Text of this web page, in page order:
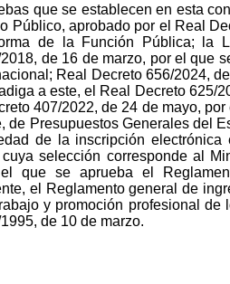
que se establecen en esta
Público, aprobado por el Real
de la Función Pública; la
de 16 de marzo, por el que
Real Decreto 656/2024,
a este, el Real Decreto 625/
407/2022, de 24 de mayo,
de Presupuestos Generales del
de la inscripción
selección corresponde al
que se aprueba el
el Reglamento general de
y promoción profesional
de 10 de marzo.